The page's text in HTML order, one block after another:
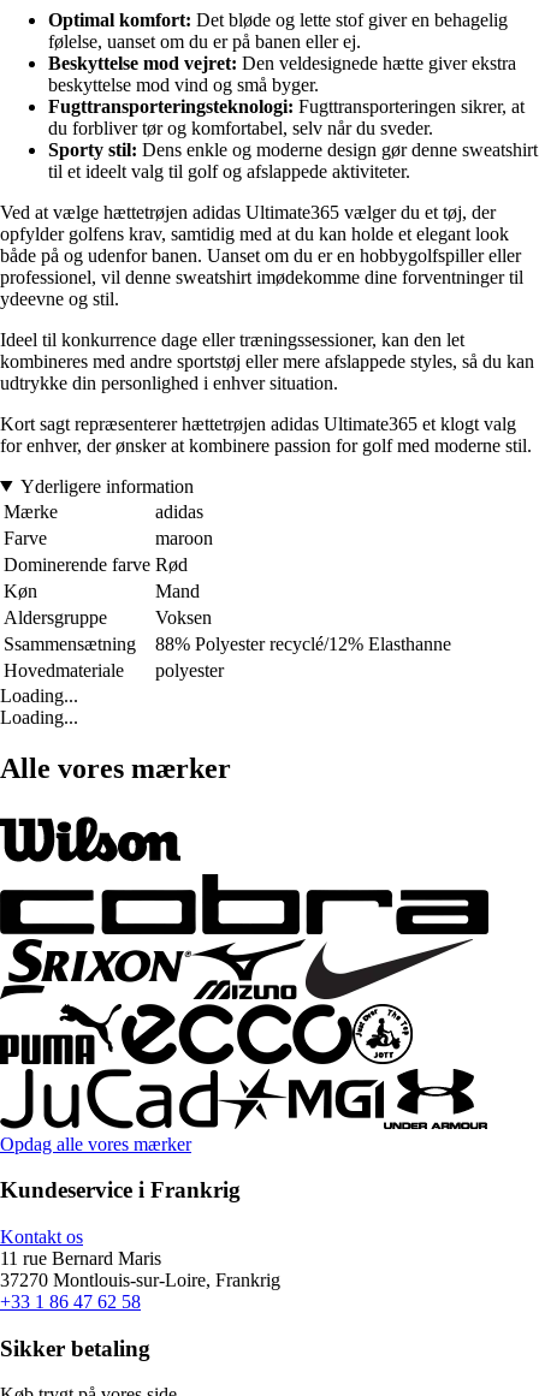
Optimal komfort: Det bløde og lette stof giver en behagelig
følelse, uanset om du er på banen eller ej.
Beskyttelse mod vejret: Den veldesignede hætte giver ekstra
beskyttelse mod vind og små byger.
Fugttransporteringsteknologi: Fugttransporteringen sikrer, at
du forbliver tør og komfortabel, selv når du sveder.
Sporty stil: Dens enkle og moderne design gør denne sweatshirt
til et ideelt valg til golf og afslappede aktiviteter.
Ved at vælge hættetrøjen adidas Ultimate365 vælger du et tøj, der
opfylder golfens krav, samtidig med at du kan holde et elegant look
både på og udenfor banen. Uanset om du er en hobbygolfspiller eller
professionel, vil denne sweatshirt imødekomme dine forventninger til
ydeevne og stil.
Ideel til konkurrence dage eller træningssessioner, kan den let
kombineres med andre sportstøj eller mere afslappede styles, så du kan
udtrykke din personlighed i enhver situation.
Kort sagt repræsenterer hættetrøjen adidas Ultimate365 et klogt valg
for enhver, der ønsker at kombinere passion for golf med moderne stil.
Yderligere information
Mærke
adidas
Farve
maroon
Dominerende farve Rød
Køn
Mand
Aldersgruppe
Voksen
Ssammensætning
88% Polyester recyclé/12% Elasthanne
Hovedmateriale
polyester
Loading...
Loading...
Alle vores mærker
Opdag alle vores mærker
Kundeservice i Frankrig
Kontakt os
11 rue Bernard Maris
37270 Montlouis-sur-Loire, Frankrig
+33 1 86 47 62 58
Sikker betaling